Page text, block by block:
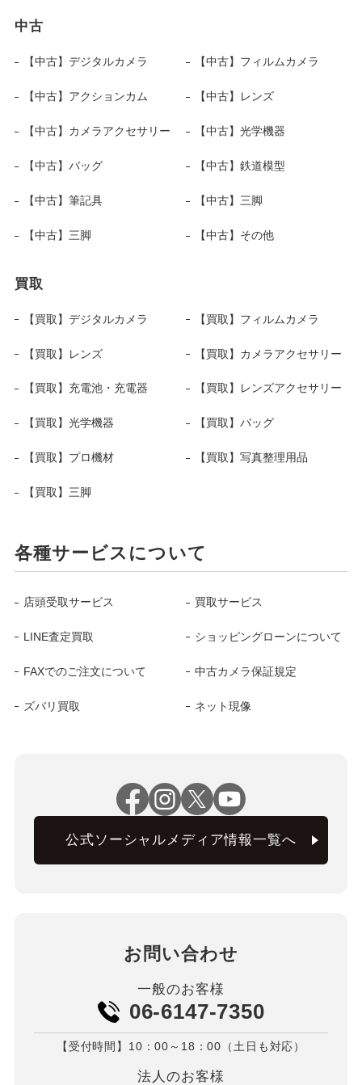
中古
【中古】デジタルカメラ 【中古】フィルムカメラ
【中古】アクションカム 【中古】レンズ
【中古】カメラアクセサリー 【中古】光学機器
【中古】バッグ 【中古】鉄道模型
【中古】筆記具 【中古】三脚
【中古】三脚 【中古】その他
買取
【買取】デジタルカメラ 【買取】フィルムカメラ
【買取】レンズ 【買取】カメラアクセサリー
【買取】充電池・充電器 【買取】レンズアクセサリー
【買取】光学機器 【買取】バッグ
【買取】プロ機材 【買取】写真整理用品
【買取】三脚
各種サービスについて
店頭受取サービス 買取サービス
LINE査定買取 ショッピングローンについて
FAXでのご注文について 中古カメラ保証規定
ズバリ買取 ネット現像
公式ソーシャルメディア情報一覧へ
お問い合わせ
一般のお客様
06-6147-7350
【受付時間】10：00～18：00（土日も対応）
法人のお客様